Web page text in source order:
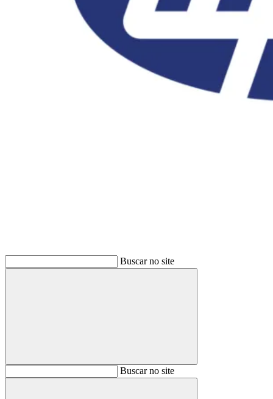
Buscar no site
BuscarBuscar no site